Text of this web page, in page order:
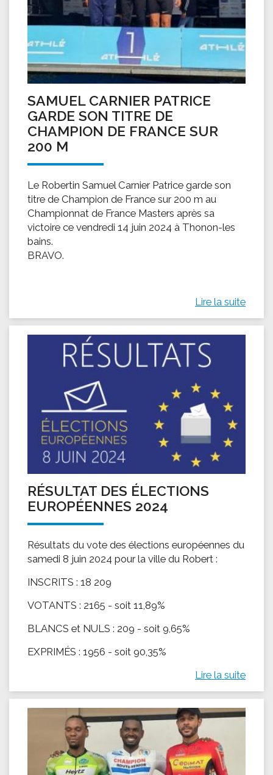
SAMUEL CARNIER PATRICE
GARDE SON TITRE DE
CHAMPION DE FRANCE SUR
200 M
Le Robertin Samuel Carnier Patrice garde son
titre de Champion de France sur 200 m au
Championnat de France Masters après sa
victoire ce vendredi 14 juin 2024 à Thonon-les
bains.
BRAVO.
Lire la suite
RÉSULTAT DES ÉLECTIONS
EUROPÉENNES 2024
Résultats du vote des élections européennes du
samedi 8 juin 2024 pour la ville du Robert :
INSCRITS : 18 209
VOTANTS : 2165 - soit 11,89%
BLANCS et NULS : 209 - soit 9,65%
EXPRIMÉS : 1956 - soit 90,35%
Lire la suite